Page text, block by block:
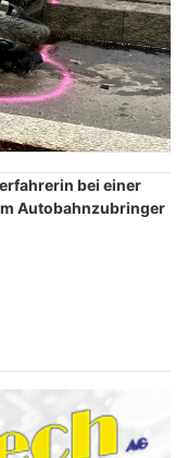
bei einer
Autobahnzubringer